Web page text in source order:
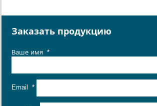
Заказать продукцию
Ваше имя *
Email *